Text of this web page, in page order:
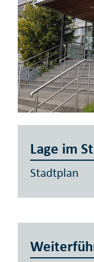
Lage im
Stadtplan